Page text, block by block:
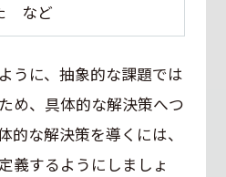
など
うに、抽象的な課題では
め、具体的な解決策へつ
的な解決策を導くには、
義するようにしましょ